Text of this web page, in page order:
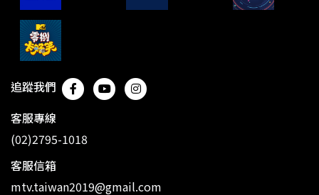
追蹤我們
客服專線
(02)2795-1018
客服信箱
mtv.taiwan2019@gmail.com